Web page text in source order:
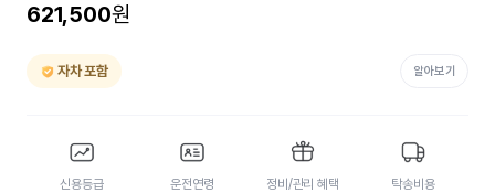
621,500원
자차 포함 알아보기
신용등급 운전연령 정비/관리 혜택 탁송비용